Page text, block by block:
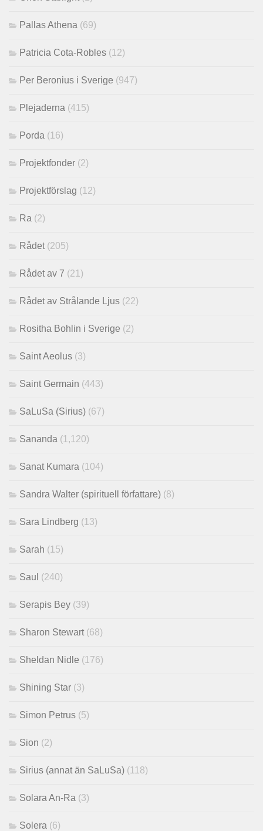
Pallas Athena (69)
Patricia Cota-Robles (12)
Per Beronius i Sverige (947)
Plejaderna (415)
Porda (16)
Projektfonder (2)
Projektförslag (12)
Ra (2)
Rådet (205)
Rådet av 7 (21)
Rådet av Strålande Ljus (22)
Rositha Bohlin i Sverige (2)
Saint Aeolus (3)
Saint Germain (443)
SaLuSa (Sirius) (67)
Sananda (1,120)
Sanat Kumara (104)
Sandra Walter (spirituell författare) (8)
Sara Lindberg (13)
Sarah (15)
Saul (240)
Serapis Bey (39)
Sharon Stewart (68)
Sheldan Nidle (176)
Shining Star (3)
Simon Petrus (5)
Sion (2)
Sirius (annat än SaLuSa) (118)
Solara An-Ra (3)
Solera (6)